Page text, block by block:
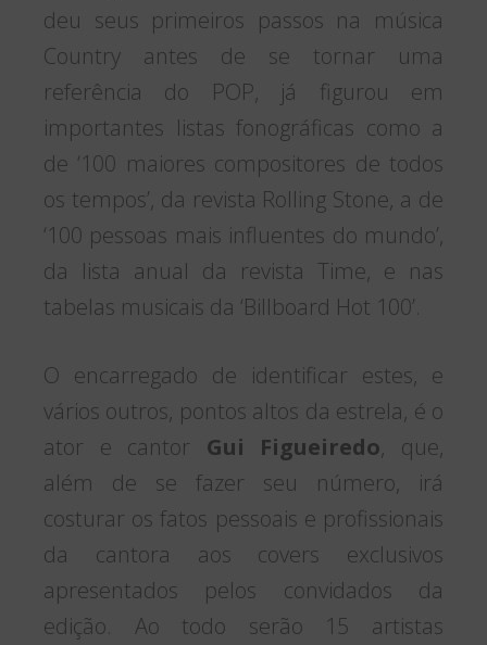
deu seus primeiros passos na música
Country antes de se tornar uma
referência do POP, já figurou em
importantes listas fonográficas como a
de ‘100 maiores compositores de todos
os tempos’, da revista Rolling Stone, a de
‘100 pessoas mais influentes do mundo’,
da lista anual da revista Time, e nas
tabelas musicais da ‘Billboard Hot 100’.
O encarregado de identificar estes, e
vários outros, pontos altos da estrela, é o
ator e cantor Gui Figueiredo, que,
além de se fazer seu número, irá
costurar os fatos pessoais e profissionais
da cantora aos covers exclusivos
apresentados pelos convidados da
edição. Ao todo serão 15 artistas